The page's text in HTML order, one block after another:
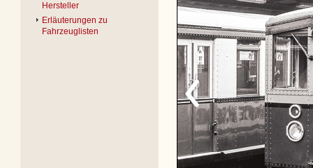
Hersteller
Erläuterungen zu
Fahrzeuglisten